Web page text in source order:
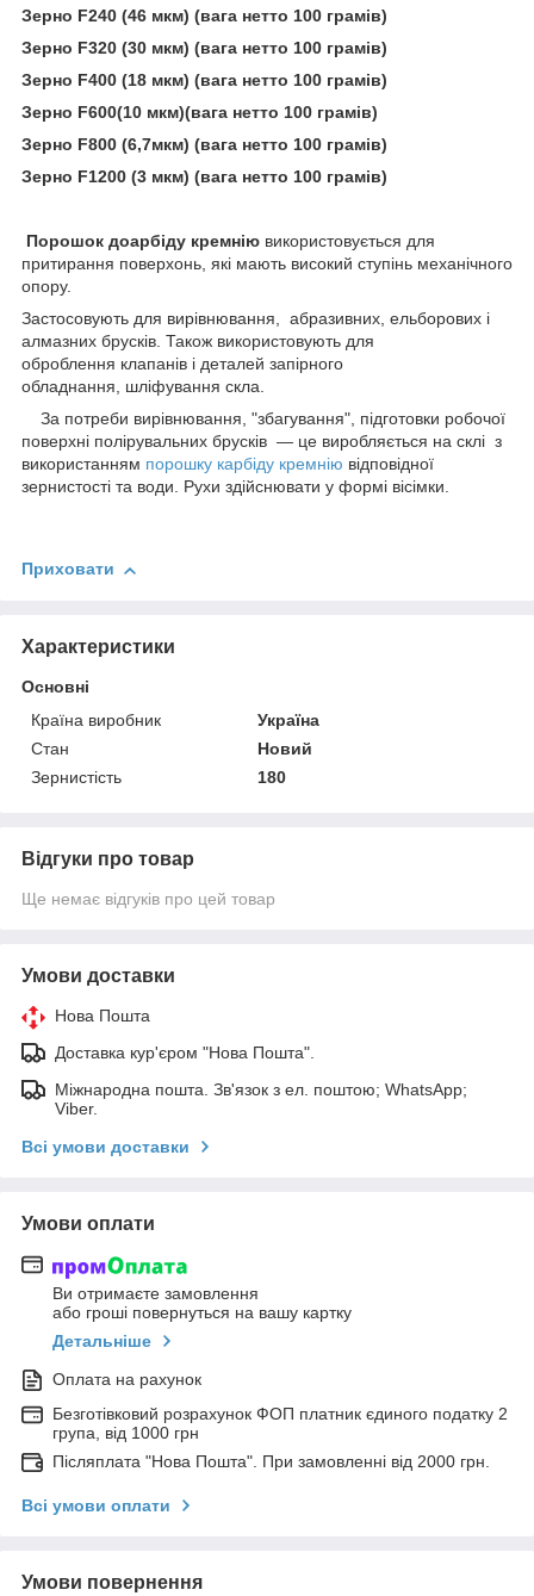
Зерно F240 (46 мкм) (вага нетто 100 грамів)
Зерно F320 (30 мкм) (вага нетто 100 грамів)
Зерно F400 (18 мкм) (вага нетто 100 грамів)
Зерно F600(10 мкм)(вага нетто 100 грамів)
Зерно F800 (6,7мкм) (вага нетто 100 грамів)
Зерно F1200 (3 мкм) (вага нетто 100 грамів)
Порошок доарбіду кремнію використовується для
притирання поверхонь, які мають високий ступінь механічного
опору.
Застосовують для вирівнювання, абразивних, ельборових і
алмазних брусків. Також використовують для
оброблення клапанів і деталей запірного
обладнання, шліфування скла.
За потреби вирівнювання, "збагування", підготовки робочої
поверхні полірувальних брусків — це виробляється на склі з
використанням порошку карбіду кремнію відповідної
зернистості та води. Рухи здійснювати у формі вісімки.
Приховати
Характеристики
Основні
Країна виробник
Україна
Стан
Новий
Зернистість
180
Відгуки про товар
Ще немає відгуків про цей товар
Умови доставки
Нова Пошта
Доставка кур'єром "Нова Пошта".
Міжнародна пошта. Зв'язок з ел. поштою; WhatsApp;
Viber.
Всі умови доставки
Умови оплати
Ви отримаєте замовлення
або гроші повернуться на вашу картку
Детальніше
Оплата на рахунок
Безготівковий розрахунок ФОП платник єдиного податку 2
група, від 1000 грн
Післяплата "Нова Пошта". При замовленні від 2000 грн.
Всі умови оплати
Умови повернення